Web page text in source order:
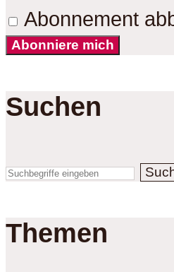
Abonnement
Abonniere mich
Suchen
Themen